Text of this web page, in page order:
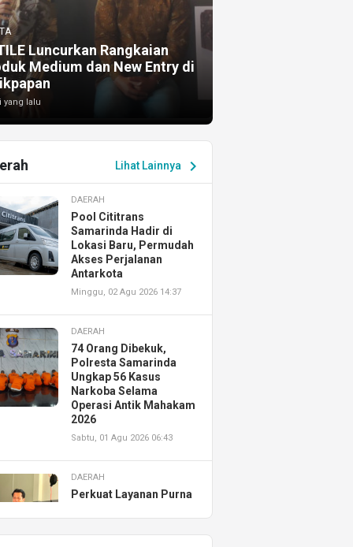
Luncurkan Rangkaian
Medium dan New Entry di
yang lalu
Lihat Lainnya chevron_right
DAERAH
Pool Cititrans
Samarinda Hadir di
Lokasi Baru, Permudah
Akses Perjalanan
Antarkota
Minggu, 02 Agu 2026 14:37
DAERAH
74 Orang Dibekuk,
Polresta Samarinda
Ungkap 56 Kasus
Narkoba Selama
Operasi Antik Mahakam
2026
Sabtu, 01 Agu 2026 06:43
DAERAH
Perkuat Layanan Purna
Resmikan AHASS